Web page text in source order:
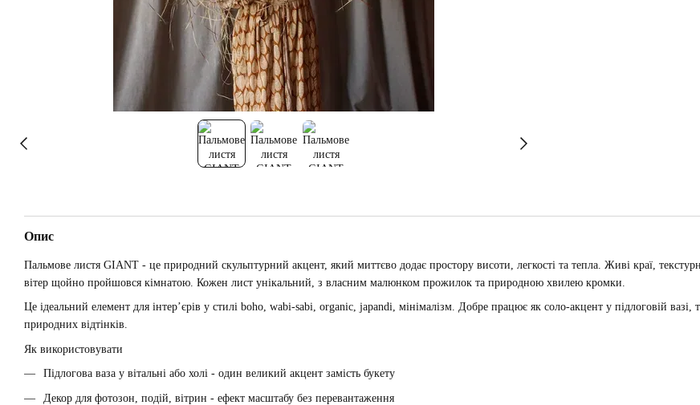
Опис
Пальмове листя GIANT - це природний скульптурний акцент, який миттєво додає простору висоти, легкості та тепла. Живі краї,
вітер щойно пройшовся кімнатою. Кожен лист унікальний, з власним малюнком прожилок та природною хвилею кромки.
Це ідеальний елемент для інтер’єрів у стилі boho, wabi-sabi, organic, japandi, мінімалізм. Добре працює як соло-акцент у підлоговій
природних відтінків.
Як використовувати
Підлогова ваза у вітальні або холі - один великий акцент замість букету
Декор для фотозон, подій, вітрин - ефект масштабу без перевантаження